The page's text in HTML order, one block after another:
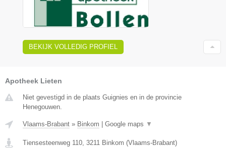
BEKIJK VOLLEDIG PROFIEL
Apotheek Lieten
Niet gevestigd in de plaats Guignies en in de provincie
Henegouwen.
Vlaams-Brabant » Binkom Google maps ▼
Tiensesteenweg 110, 3211 Binkom (Vlaams-Brabant)